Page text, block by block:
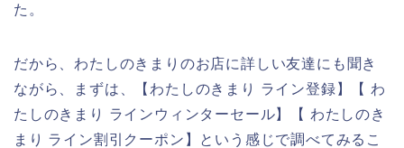
た。
だから、わたしのきまりのお店に詳しい友達にも聞き
ながら、まずは、【わたしのきまり ライン登録】【 わ
たしのきまり ラインウィンターセール】【 わたしのき
まり ライン割引クーポン】という感じで調べてみるこ